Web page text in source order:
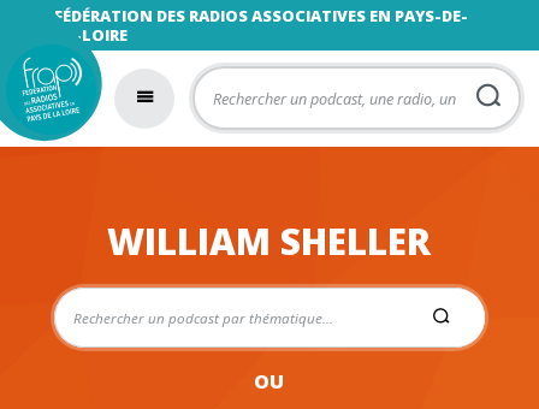
FÉDÉRATION DES RADIOS ASSOCIATIVES EN PAYS-DE-
LA-LOIRE
WILLIAM SHELLER
OU